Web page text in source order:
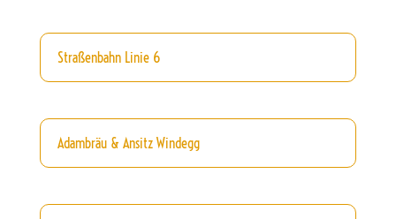
Straßenbahn Linie 6
Adambräu & Ansitz Windegg